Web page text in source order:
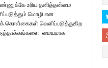
சுவடு
உரிய தனித்தன்மை
மொழி என
கொள்கைகள் வெளிப்படுத்துகிற
மையமாக